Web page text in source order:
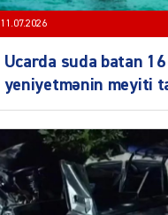
11.07.2026
Ucarda suda batan 16
yeniyetmənin meyiti